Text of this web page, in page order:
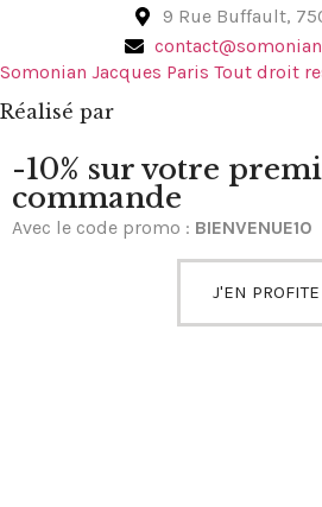
9 Rue Buffault,
Somonian Jacques Paris Tout droit
Réalisé par
-10% sur votre
commande
Avec le code promo : BIENVENUE10
J'EN PROFITE